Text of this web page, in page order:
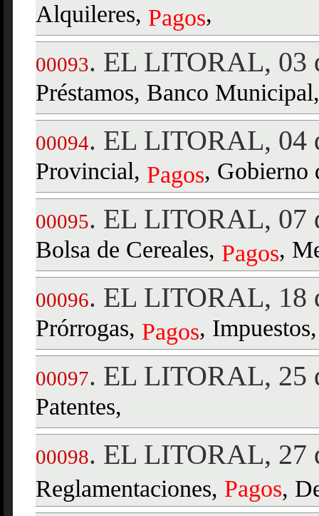
Alquileres, Pagos,
00093. EL LITORAL, 03
Préstamos, Banco Municipal,
00094. EL LITORAL, 04
Provincial, Pagos, Gobierno
00095. EL LITORAL, 07
Bolsa de Cereales, Pagos,
00096. EL LITORAL, 18
Prórrogas, Pagos, Impuestos,
00097. EL LITORAL, 25
Patentes,
00098. EL LITORAL, 27
Reglamentaciones, Pagos,